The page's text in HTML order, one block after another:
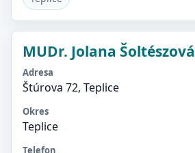
MUDr. Jolana Šoltészová
Adresa
Štúrova 72, Teplice
Okres
Teplice
Telefon